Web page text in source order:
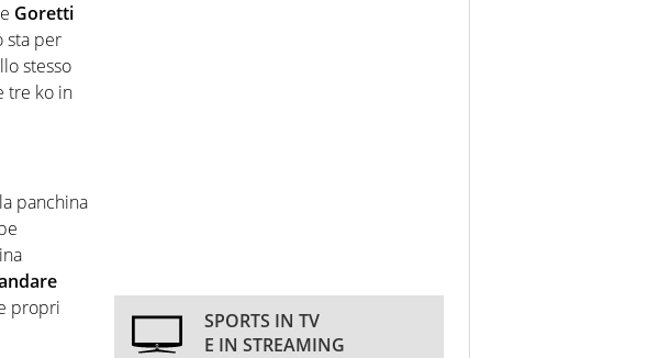
Goretti
sta per
stesso
tre ko in
panchina
propri
SPORTS IN TV
E IN STREAMING